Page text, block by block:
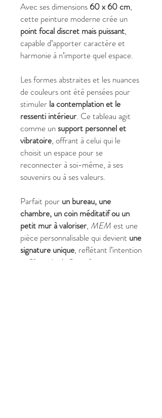
Avec ses dimensions 60 x 60 cm,
cette peinture moderne crée un
point focal discret mais puissant,
capable d’apporter caractère et
harmonie à n’importe quel espace.
Les formes abstraites et les nuances
de couleurs ont été pensées pour
stimuler la contemplation et le
ressenti intérieur. Ce tableau agit
comme unsupport personnel et
vibratoire, offrant à celui qui le
choisit un espace pour se
reconnecter à soi-même, à ses
souvenirs ou à ses valeurs.
Parfait pour un bureau, une
chambre, un coin méditatif ou un
petit mur à valoriser, MEM est une
pièce personnalisable qui devient une
signature unique, reflétant l’intention
et l’énergie de l’acquéreur.